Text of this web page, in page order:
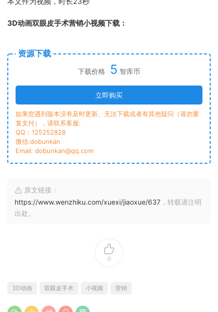
3D动画双眼皮手术营销小视频下载：
资源下载
下载价格 5 智库币
立即购买
如果您遇到版本没有及时更新、无法下载或者有其他疑问（请勿重
复支付），请联系客服:
QQ：125252828
微信:dobunkan
Email: dobunkan@qq.com
原文链接：
https://www.wenzhiku.com/xuexi/jiaoxue/637 ，转载请注明
出处。
0
3D动画 双眼皮手术 小视频 营销